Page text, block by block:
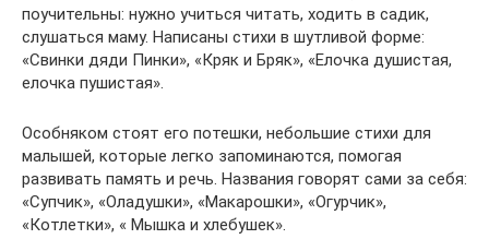
поучительны: нужно учиться читать, ходить в садик,
слушаться маму. Написаны стихи в шутливой форме:
«Свинки дяди Пинки», «Кряк и Бряк», «Елочка душистая,
елочка пушистая».
Особняком стоят его потешки, небольшие стихи для
малышей, которые легко запоминаются, помогая
развивать память и речь. Названия говорят сами за себя:
«Супчик», «Оладушки», «Макарошки», «Огурчик»,
«Котлетки», « Мышка и хлебушек».